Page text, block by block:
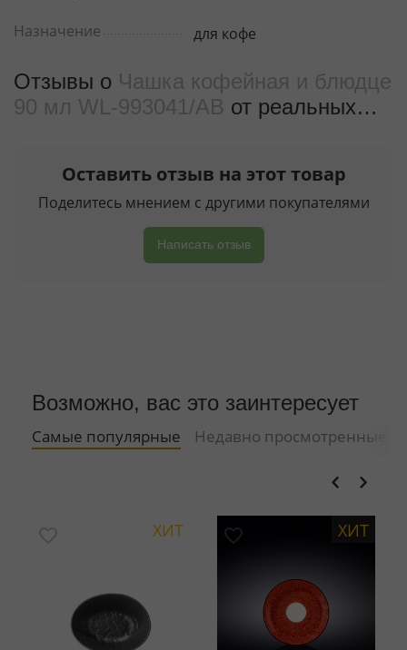
Назначение для кофе
Отзывы о Чашка кофейная и блюдце
90 мл WL‑993041/AB от реальных
Оставить отзыв на этот товар
Поделитесь мнением с другими покупателями
Написать отзыв
Возможно, вас это заинтересует
Самые популярные Недавно просмотренные
ХИТ ХИТ